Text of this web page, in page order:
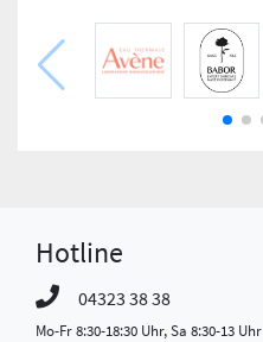
Hotline
04323 38 38
Mo-Fr 8:30-18:30 Uhr, Sa 8:30-13 Uhr